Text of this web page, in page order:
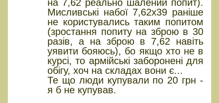
на 7,62 реально шалений попит).
Мисливські набої 7,62х39 раніше
не користувались таким попитом
(зростання попиту на зброю в 30
разів, а на зброю в 7,62 навіть
уявити бояюсь), бо якщо хто не в
курсі, то армійські заборонені для
обігу, хоч на складах вони є...
Те що люди купували по 20 грн -
я б не купував.